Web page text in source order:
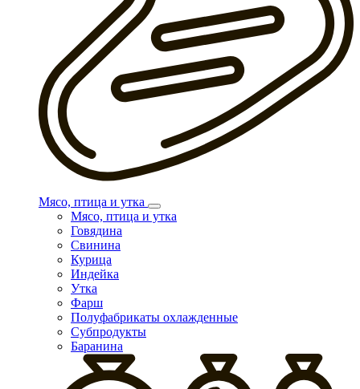
Мясо, птица и утка
Мясо, птица и утка
Говядина
Свинина
Курица
Индейка
Утка
Фарш
Полуфабрикаты охлажденные
Субпродукты
Баранина